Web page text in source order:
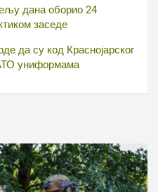
дана оборио 24
заседе
да су код Краснојарског
униформама